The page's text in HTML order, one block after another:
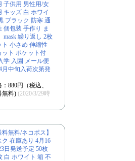
子供用 男性用/女
キッズ 白 ホワイ
ブラック 防寒 通
個包装 手作り ま
mask 繰り返し 2枚
ト 小さめ 伸縮性
ット ポケット付
学 入園 メール便
月中旬入荷次第発
880円（税込、
無料) (2020/3/29時
料無料/ネコポス】
ク 在庫あり 4月16
日発送予定 50枚
白 ホワイト 箱 不